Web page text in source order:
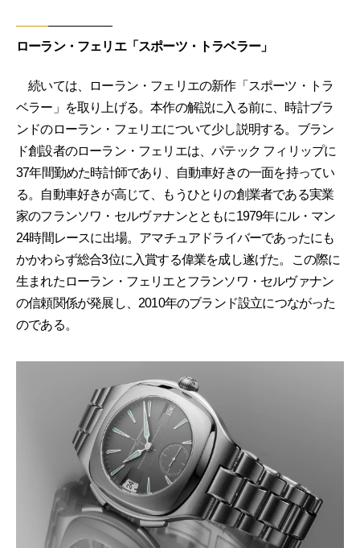
ローラン・フェリエ「スポーツ・トラベラー」
続いては、ローラン・フェリエの新作「スポーツ・トラ
ベラー」を取り上げる。本作の解説に入る前に、時計ブラ
ンドのローラン・フェリエについて少し説明する。ブラン
ド創設者のローラン・フェリエは、パテック フィリップに
37年間勤めた時計師であり、自動車好きの一面を持ってい
る。自動車好きが高じて、もうひとりの創業者である実業
家のフランソワ・セルヴァナンとともに1979年にル・マン
24時間レースに出場。アマチュアドライバーであったにも
かかわらず総合3位に入賞する偉業を成し遂げた。この際に
生まれたローラン・フェリエとフランソワ・セルヴァナン
の信頼関係が発展し、2010年のブランド設立につながった
のである。